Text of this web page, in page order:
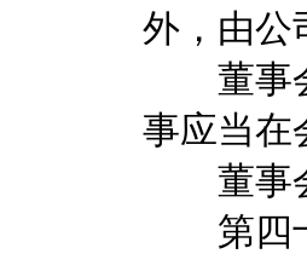
外，由公
董事会
事应当在
董事会
第四十